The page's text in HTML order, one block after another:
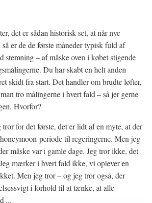
det er sådan historisk set, at når nye
er de de første måneder typisk fuld af
stemning – af måske oven i købet stigende
Du har skabt en helt anden
skidt fra start. Det handler om brudte løfter,
tro målingerne i hvert fald – så jer gerne
Hvorfor?
tror for det første, det er lidt af en myte, at der
periode til regeringerne. Men jeg
måske var i gamle dage. Jeg tror ikke, det
mærker i hvert fald ikke, vi oplever en
Men jeg tror – og jeg tror også, der
i forhold til at tænke, at alle
...